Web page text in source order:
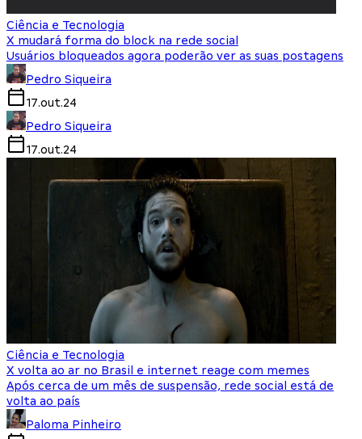
Ciência e Tecnologia
X mudará forma do block na rede social
Usuários bloqueados agora poderão ver as suas postagens
Pedro Siqueira
17.out.24
Pedro Siqueira
17.out.24
Ciência e Tecnologia
X volta ao ar no Brasil e internet reage com memes
Após cerca de um mês de suspensão, rede social está de
volta ao país
Paloma Pinheiro